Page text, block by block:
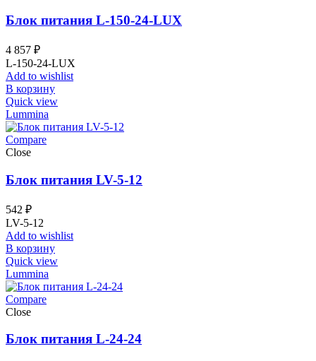
Блок питания L-150-24-LUX
4 857 ₽
L-150-24-LUX
Add to wishlist
В корзину
Quick view
Lummina
Compare
Close
Блок питания LV-5-12
542 ₽
LV-5-12
Add to wishlist
В корзину
Quick view
Lummina
Compare
Close
Блок питания L-24-24